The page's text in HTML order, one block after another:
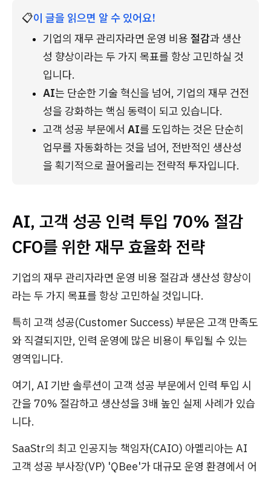
📋이 글을 읽으면 알 수 있어요!
기업의 재무 관리자라면 운영 비용 절감과 생산
성 향상이라는 두 가지 목표를 항상 고민하실 것
입니다.
AI는 단순한 기술 혁신을 넘어, 기업의 재무 건전
성을 강화하는 핵심 동력이 되고 있습니다.
고객 성공 부문에서 AI를 도입하는 것은 단순히
업무를 자동화하는 것을 넘어, 전반적인 생산성
을 획기적으로 끌어올리는 전략적 투자입니다.
AI, 고객 성공 인력 투입 70% 절감
CFO를 위한 재무 효율화 전략
기업의 재무 관리자라면 운영 비용 절감과 생산성 향상이
라는 두 가지 목표를 항상 고민하실 것입니다.
특히 고객 성공(Customer Success) 부문은 고객 만족도
와 직결되지만, 인력 운영에 많은 비용이 투입될 수 있는
영역입니다.
여기, AI 기반 솔루션이 고객 성공 부문에서 인력 투입 시
간을 70% 절감하고 생산성을 3배 높인 실제 사례가 있습
니다.
SaaStr의 최고 인공지능 책임자(CAIO) 아멜리아는 AI
고객 성공 부사장(VP) 'QBee'가 대규모 운영 환경에서 어